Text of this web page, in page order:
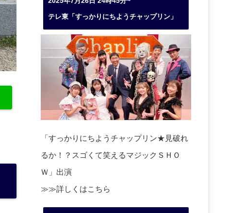
テレ東「すっかりにちようチャップリン」
「すっかりにちようチャップリン★見破れ
るか！？スゴくて笑えるマジックＳＨＯ
Ｗ」出演
≫≫詳しくはこちら